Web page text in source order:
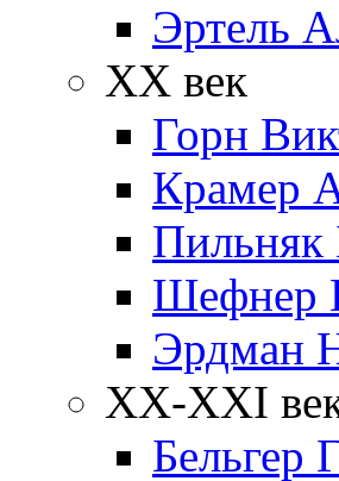
Эртель
XX век
Горн
Крамер
Пильняк
Шефнер
Эрдман
ХХ-XXI
Бельгер